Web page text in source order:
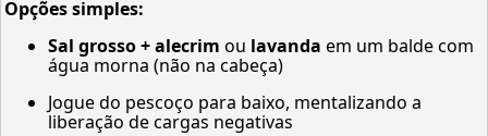
Opções simples:
Sal grosso + alecrim ou lavanda em um balde com
água morna (não na cabeça)
Jogue do pescoço para baixo, mentalizando a
liberação de cargas negativas